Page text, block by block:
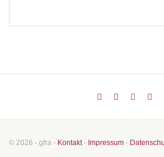
© 2026 - gfra - Kontakt- Impressum -